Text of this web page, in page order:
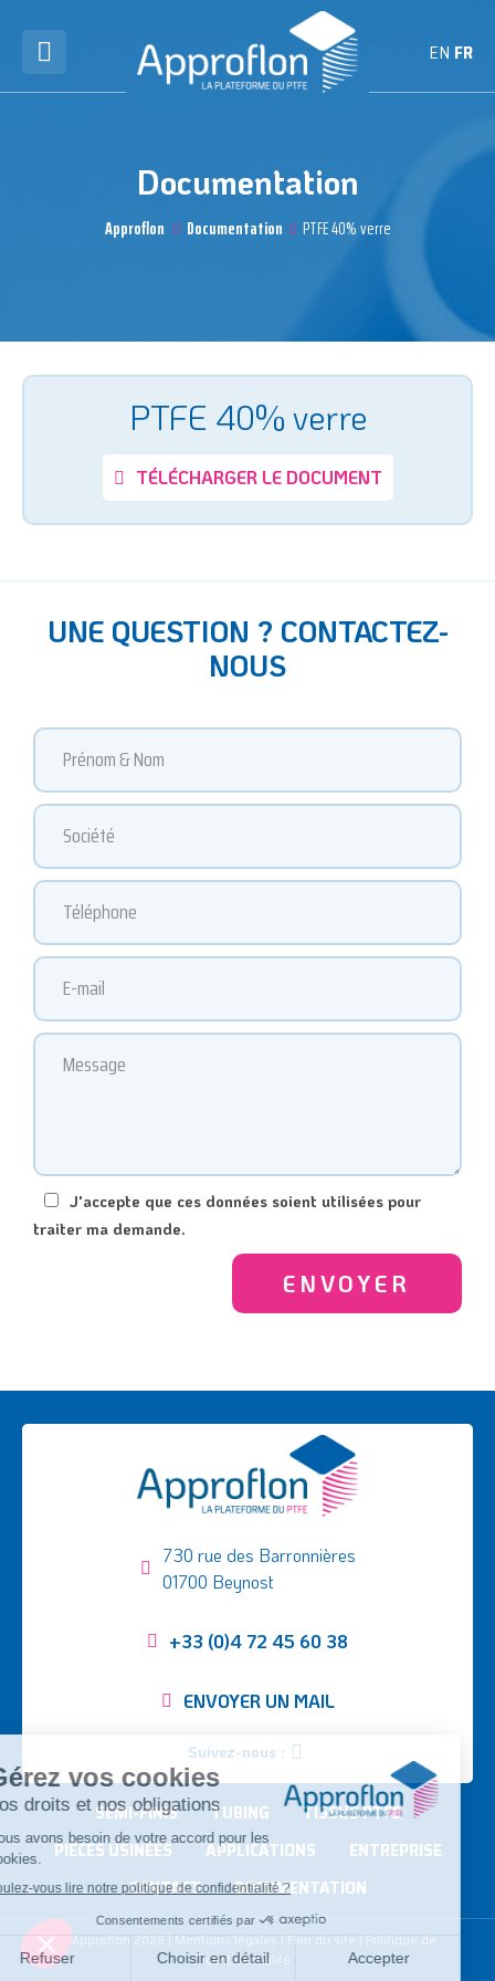
EN FR
Documentation
Approflon Documentation PTFE 40% verre
PTFE 40% verre
TÉLÉCHARGER LE DOCUMENT
UNE QUESTION ? CONTACTEZ-
NOUS
J'accepte que ces données soient utilisées pour
traiter ma demande.
730 rue des Barronnières
01700 Beynost
+33 (0)4 72 45 60 38
ENVOYER UN MAIL
Suivez-nous :
SEMI-FINIS TUBING
TISSUS PTFE
PIÈCES USINÉES
APPLICATIONS
ENTREPRISE
CONTACT
DOCUMENTATION
©Approflon 2026 | Mentions légales | Plan du site | Politique de
confidentialité